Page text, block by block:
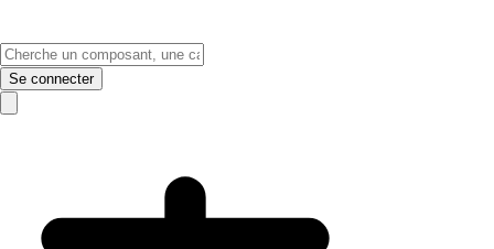
Se connecter